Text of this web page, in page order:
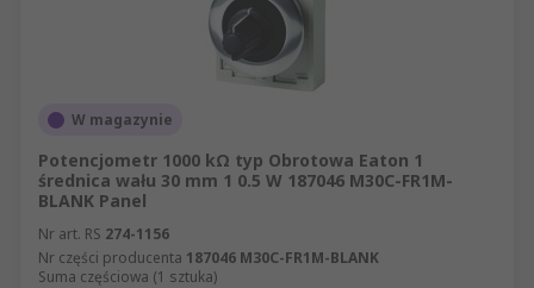
W magazynie
Potencjometr 1000 kΩ typ Obrotowa Eaton 1
średnica wału 30 mm 1 0.5 W 187046 M30C-FR1M-
BLANK Panel
Nr art. RS 274-1156
Nr części producenta 187046 M30C-FR1M-BLANK
Suma częściowa (1 sztuka)